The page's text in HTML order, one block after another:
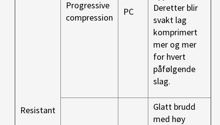
Resistant
Progressive
compression
PC
Deretter blir
svakt lag
komprimert
mer og mer
for hvert
påfølgende
slag.
Glatt brudd
med høy